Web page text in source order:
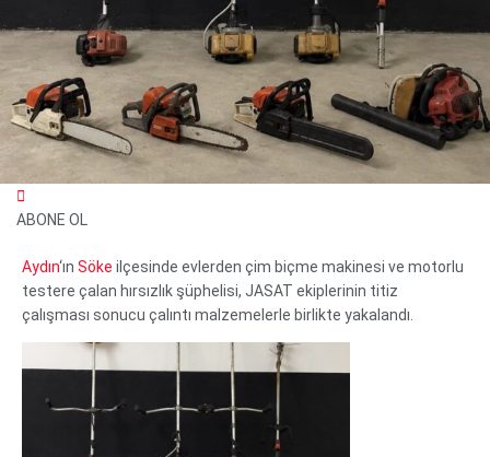
WhatsApp İhbar Hattı
Facebook
Instagram
ABONE OL
Aydın‘ın Söke ilçesinde evlerden çim biçme makinesi ve motorlu
testere çalan hırsızlık şüphelisi, JASAT ekiplerinin titiz
çalışması sonucu çalıntı malzemelerle birlikte yakalandı.